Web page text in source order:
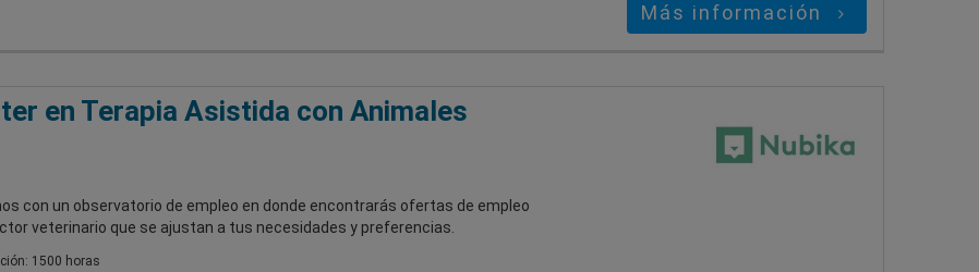
Más información
en Terapia Asistida con Animales
con un observatorio de empleo en donde encontrarás ofertas de empleo
veterinario que se ajustan a tus necesidades y preferencias.
1500 horas